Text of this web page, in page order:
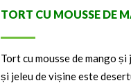
TORT CU MOUSSE DE
Tort cu mousse de mango
și jeleu de vișine este